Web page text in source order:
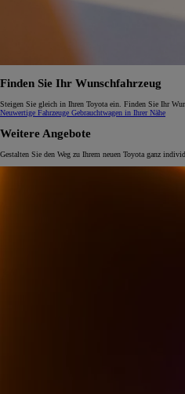
Finden Sie Ihr Wunschfahrzeug
Steigen Sie gleich in Ihren Toyota ein. Finden Sie Ihr
Neuwertige Fahrzeuge Gebrauchtwagen in Ihrer Nähe
Weitere Angebote
Gestalten Sie den Weg zu Ihrem neuen Toyota ganz